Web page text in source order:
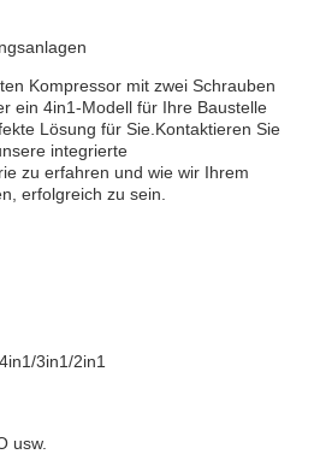
Kompressor mit zwei Schrauben
ein 4in1-Modell für Ihre Baustelle
Lösung für Sie.Kontaktieren Sie
integrierte
zu erfahren und wie wir Ihrem
erfolgreich zu sein.
3in1/2in1
usw.